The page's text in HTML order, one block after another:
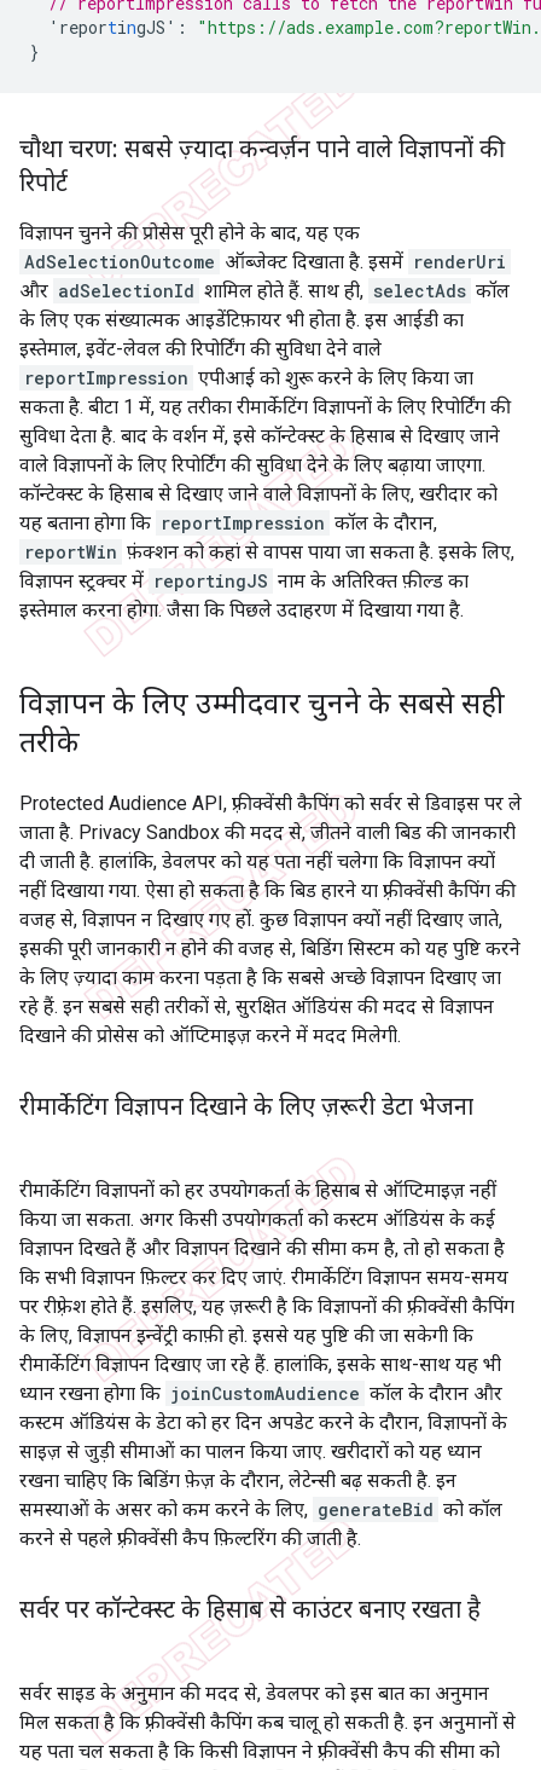
'reportingJS' :
"https://
}
चौथा चरण: सबसे ज़्यादा कन्वर्ज़न पाने वाले विज्ञापनों की
रिपोर्ट
विज्ञापन चुनने की प्रोसेस पूरी होने के बाद, यह एक
AdSelectionOutcome ऑब्जेक्ट दिखाता है. इसमें renderUri
और adSelectionId शामिल होते हैं. साथ ही, selectAds कॉल
के लिए एक संख्यात्मक आइडेंटिफ़ायर भी होता है. इस आईडी का
इस्तेमाल, इवेंट-लेवल की रिपोर्टिंग की सुविधा देने वाले
reportImpression एपीआई को शुरू करने के लिए किया जा
सकता है. बीटा 1 में, यह तरीका रीमार्केटिंग विज्ञापनों के लिए रिपोर्टिंग की
सुविधा देता है. बाद के वर्शन में, इसे कॉन्टेक्स्ट के हिसाब से दिखाए जाने
वाले विज्ञापनों के लिए रिपोर्टिंग की सुविधा देने के लिए बढ़ाया जाएगा.
कॉन्टेक्स्ट के हिसाब से दिखाए जाने वाले विज्ञापनों के लिए, खरीदार को
यह बताना होगा कि reportImpression कॉल के दौरान,
reportWin फ़ंक्शन को कहां से वापस पाया जा सकता है. इसके लिए,
विज्ञापन स्ट्रक्चर में reportingJS नाम के अतिरिक्त फ़ील्ड का
इस्तेमाल करना होगा. जैसा कि पिछले उदाहरण में दिखाया गया है.
विज्ञापन के लिए उम्मीदवार चुनने के सबसे सही
तरीके
Protected Audience API, फ़्रीक्वेंसी कैपिंग को सर्वर से डिवाइस पर ले
जाता है. Privacy Sandbox की मदद से, जीतने वाली बिड की जानकारी
दी जाती है. हालांकि, डेवलपर को यह पता नहीं चलेगा कि विज्ञापन क्यों
नहीं दिखाया गया. ऐसा हो सकता है कि बिड हारने या फ़्रीक्वेंसी कैपिंग की
वजह से, विज्ञापन न दिखाए गए हों. कुछ विज्ञापन क्यों नहीं दिखाए जाते,
इसकी पूरी जानकारी न होने की वजह से, बिडिंग सिस्टम को यह पुष्टि करने
के लिए ज़्यादा काम करना पड़ता है कि सबसे अच्छे विज्ञापन दिखाए जा
रहे हैं. इन सबसे सही तरीकों से, सुरक्षित ऑडियंस की मदद से विज्ञापन
दिखाने की प्रोसेस को ऑप्टिमाइज़ करने में मदद मिलेगी.
रीमार्केटिंग विज्ञापन दिखाने के लिए ज़रूरी डेटा भेजना
रीमार्केटिंग विज्ञापनों को हर उपयोगकर्ता के हिसाब से ऑप्टिमाइज़ नहीं
किया जा सकता. अगर किसी उपयोगकर्ता को कस्टम ऑडियंस के कई
विज्ञापन दिखते हैं और विज्ञापन दिखाने की सीमा कम है, तो हो सकता है
कि सभी विज्ञापन फ़िल्टर कर दिए जाएं. रीमार्केटिंग विज्ञापन समय-समय
पर रीफ़्रेश होते हैं. इसलिए, यह ज़रूरी है कि विज्ञापनों की फ़्रीक्वेंसी कैपिंग
के लिए, विज्ञापन इन्वेंट्री काफ़ी हो. इससे यह पुष्टि की जा सकेगी कि
रीमार्केटिंग विज्ञापन दिखाए जा रहे हैं. हालांकि, इसके साथ-साथ यह भी
ध्यान रखना होगा कि joinCustomAudience कॉल के दौरान और
कस्टम ऑडियंस के डेटा को हर दिन अपडेट करने के दौरान, विज्ञापनों के
साइज़ से जुड़ी सीमाओं का पालन किया जाए. खरीदारों को यह ध्यान
रखना चाहिए कि बिडिंग फ़ेज़ के दौरान, लेटेन्सी बढ़ सकती है. इन
समस्याओं के असर को कम करने के लिए, generateBid को कॉल
करने से पहले फ़्रीक्वेंसी कैप फ़िल्टरिंग की जाती है.
सर्वर पर कॉन्टेक्स्ट के हिसाब से काउंटर बनाए रखता है
सर्वर साइड के अनुमान की मदद से, डेवलपर को इस बात का अनुमान
मिल सकता है कि फ़्रीक्वेंसी कैपिंग कब चालू हो सकती है. इन अनुमानों से
यह पता चल सकता है कि किसी विज्ञापन ने फ़्रीक्वेंसी कैप की सीमा को